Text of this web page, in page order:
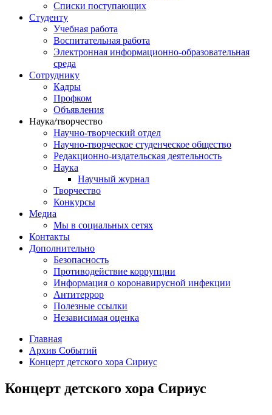
Списки поступающих
Студенту
Учебная работа
Воспитательная работа
Электронная информационно-образовательная
среда
Сотруднику
Кадры
Профком
Объявления
Наука/творчество
Научно-творческий отдел
Научно-творческое студенческое общество
Редакционно-издательская деятельность
Наука
Научный журнал
Творчество
Конкурсы
Медиа
Мы в социальных сетях
Контакты
Дополнительно
Безопасность
Противодействие коррупции
Информация о коронавирусной инфекции
Антитеррор
Полезные ссылки
Независимая оценка
Главная
Архив Событий
Концерт детского хора Сириус
Концерт детского хора Сириус